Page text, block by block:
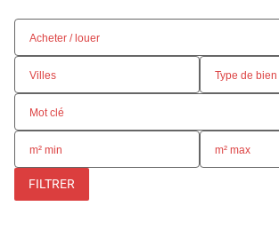
FILTRER